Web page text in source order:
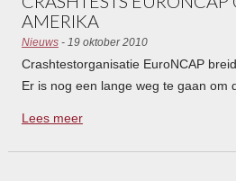
AMERIKA
Nieuws- 19 oktober 2010
Crashtestorganisatie EuroNCAP
Er is nog een lange weg te gaan om
Lees meer